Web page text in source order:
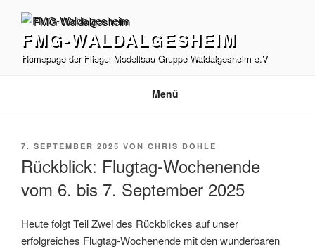
Inhalt
springenFMG-WALDALGESHEIM
Homepage der Flieger-Modellbau-Gruppe Waldalgesheim e.V
Menü
VERÖFFENTLICHT
7. SEPTEMBER 2025 VON CHRIS DOHLE
Rückblick: Flugtag-Wochenende
vom 6. bis 7. September 2025
Heute folgt Teil Zwei des Rückblickes auf unser
erfolgreiches Flugtag-Wochenende mit den wunderbaren